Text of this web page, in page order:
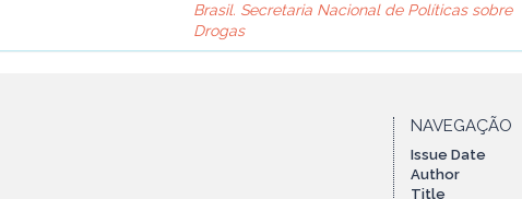
Brasil. Secretaria Nacional de Políticas sobre
Drogas
NAVEGAÇÃO
Issue Date
Author
Title